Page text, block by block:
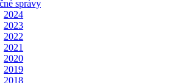
správy
2024
2023
2022
2021
2020
2019
2018